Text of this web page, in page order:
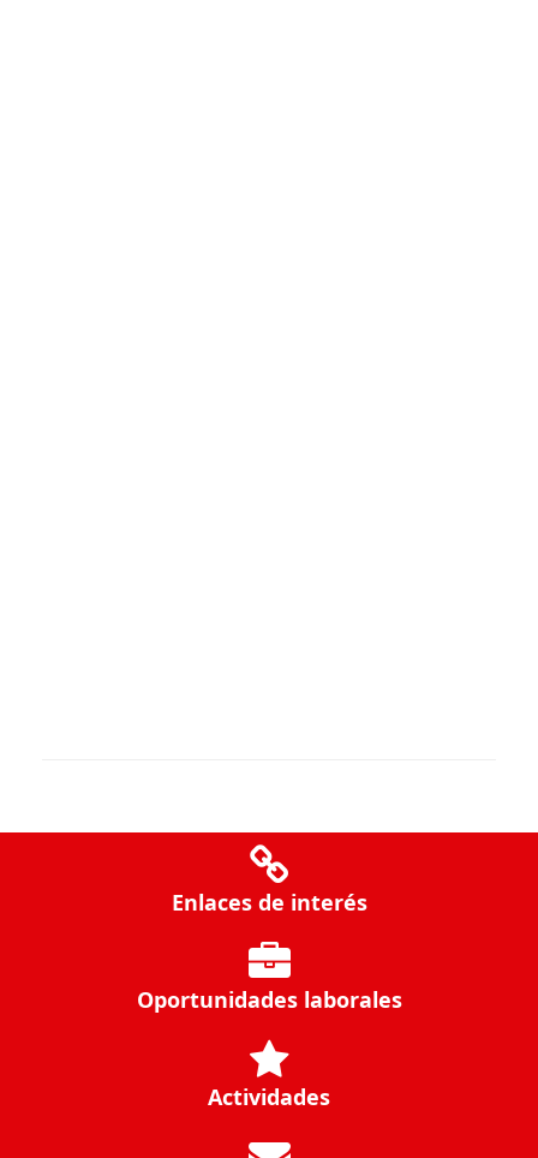
Enlaces de interés
Oportunidades laborales
Actividades